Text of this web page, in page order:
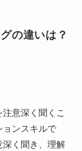
の違いは？
意深く聞くこ
ョンスキルで
く聞き、理解